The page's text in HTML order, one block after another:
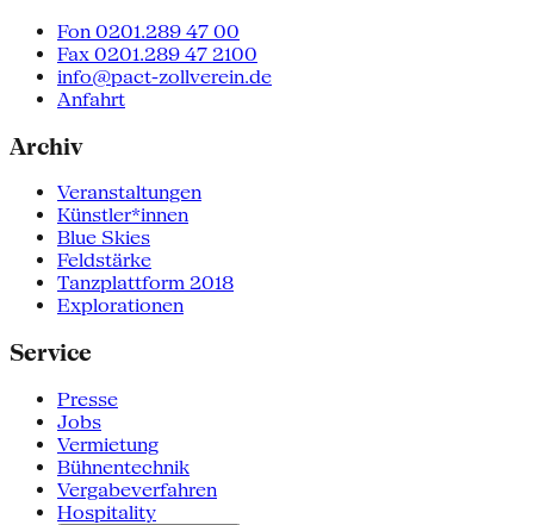
Fon 0201.289 47 00
Fax 0201.289 47 2100
info@pact-zollverein.de
Anfahrt
Archiv
Veranstaltungen
Künstler*innen
Blue Skies
Feldstärke
Tanzplattform 2018
Explorationen
Service
Presse
Jobs
Vermietung
Bühnentechnik
Vergabeverfahren
Hospitality